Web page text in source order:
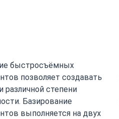
быстросъёмных
позволяет создавать
различной степени
Базирование
выполняется на двух